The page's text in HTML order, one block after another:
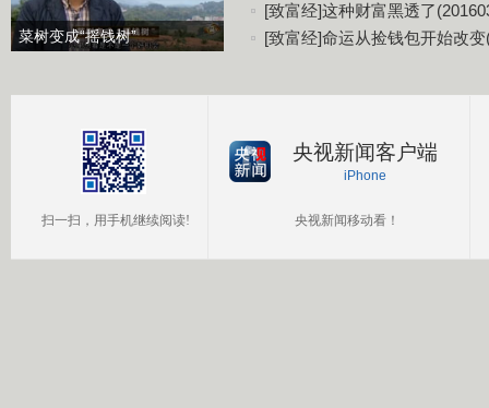
菜树变成“摇钱树”
[致富经]这种财富黑透了
[致富经]命运从捡钱包开始改变
扫一扫，用手机继续阅读!
央视新闻客户端
iPhone
央视新闻移动看！